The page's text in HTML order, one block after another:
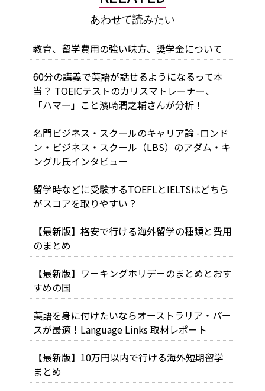
あわせて読みたい
教育、留学費用の強い味方、奨学金について
60分の講義で英語が話せるようになるって本
当？ TOEICテストのカリスマトレーナー、
「ハマー」こと濱崎潤之輔さんが分析！
名門ビジネス・スクールのキャリア論 -ロンド
ン・ビジネス・スクール（LBS）のアダム・キ
ングル氏インタビュー
留学時などに受験するTOEFLとIELTSはどちら
がスコアを取りやすい？
【最新版】格安で行ける海外留学の種類と費用
のまとめ
【最新版】ワーキングホリデーのまとめとおす
すめの国
英語を身に付けたいならオーストラリア・パー
スが最適！Language Links 取材レポート
【最新版】10万円以内で行ける海外短期留学
まとめ